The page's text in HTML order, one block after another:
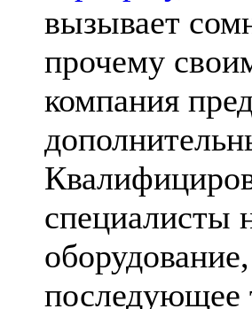
вызывает
прочему
компания
специалисты
последующее